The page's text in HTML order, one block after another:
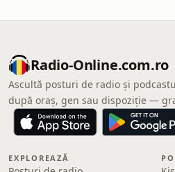
Radio-Online.com.ro
Ascultă posturi de radio și
după oraș, gen sau dispoziție —
EXPLOREAZĂ